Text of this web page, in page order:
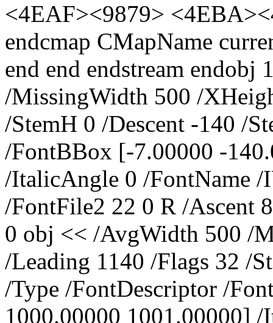
<4EAF><9879>
endcmap CMapName
end end endstream
/MissingWidth 500 /
/StemH 0 /Descent -140 /
/FontBBox [-7.00000 -
/ItalicAngle 0 /FontName
/FontFile2 22 0 R /Ascent
0 obj << /AvgWidth 500 /
/Leading 1140 /Flags 32 /
/Type /FontDescriptor /
1000.00000 1001.00000]